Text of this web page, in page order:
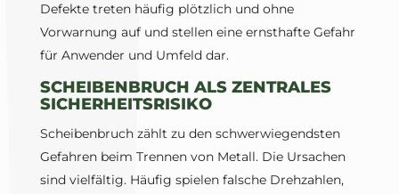
Defekte treten häufig plötzlich und ohne
Vorwarnung auf und stellen eine ernsthafte Gefahr
für Anwender und Umfeld dar.
SCHEIBENBRUCH ALS ZENTRALES
SICHERHEITSRISIKO
Scheibenbruch zählt zu den schwerwiegendsten
Gefahren beim Trennen von Metall. Die Ursachen
sind vielfältig. Häufig spielen falsche Drehzahlen,